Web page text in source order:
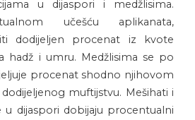
u dijaspori i medžlisima.
učešću aplikanata,
dodijeljen procenat iz kvote
hadž i umru. Medžlisima se po
procenat shodno njihovom
muftijstvu. Mešihati i
u dijaspori dobijaju procentualni